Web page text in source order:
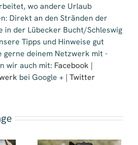
wo andere Urlaub
Direkt an den Stränden der
in der Lübecker Bucht/Schleswig
Tipps und Hinweise gut
gerne deinem Netzwerk mit -
wir auch mit: Facebook |
bei Google + | Twitter